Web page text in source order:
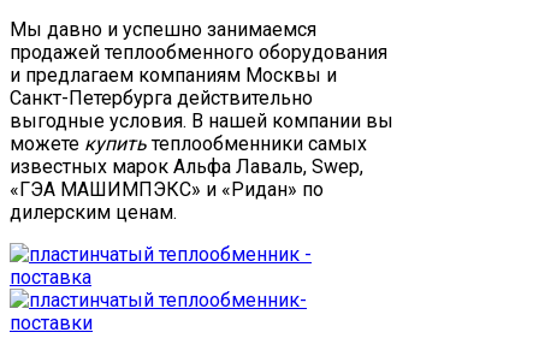
Мы давно и успешно занимаемся
продажей теплообменного оборудования
и предлагаем компаниям Москвы и
Санкт-Петербурга действительно
выгодные условия. В нашей компании вы
можете купитьтеплообменники самых
известных марок Альфа Лаваль, Swep,
«ГЭА МАШИМПЭКС» и «Ридан» по
дилерским ценам.